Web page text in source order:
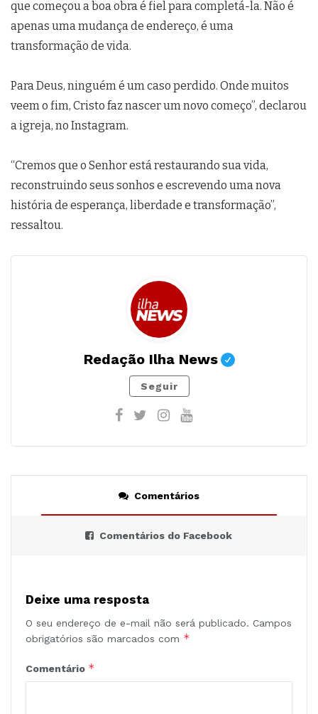
que começou a boa obra é fiel para completá-la. Não é
apenas uma mudança de endereço, é uma
transformação de vida.
Para Deus, ninguém é um caso perdido. Onde muitos
veem o fim, Cristo faz nascer um novo começo”, declarou
a igreja, no Instagram.
“Cremos que o Senhor está restaurando sua vida,
reconstruindo seus sonhos e escrevendo uma nova
história de esperança, liberdade e transformação”,
ressaltou.
Redação Ilha News
Seguir
Comentários
Comentários do Facebook
Deixe uma resposta
O seu endereço de e-mail não será publicado. Campos
obrigatórios são marcados com *
Comentário *